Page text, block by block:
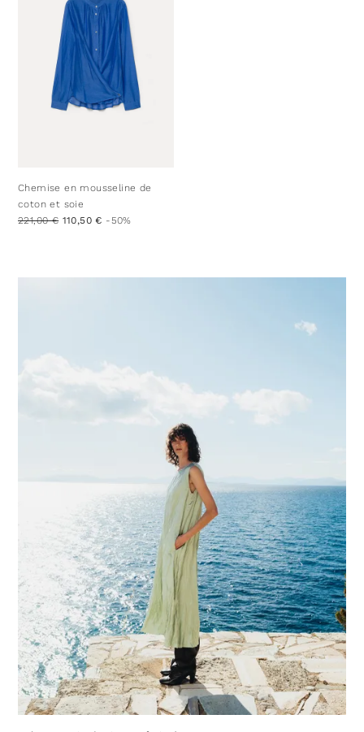
Chemise en mousseline de
coton et soie
221,00 € 110,50 € -50%